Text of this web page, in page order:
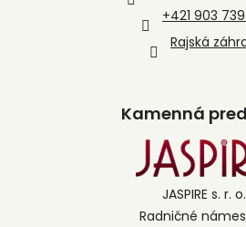
+421 903
Rajská
Kamenná
JASPIRE s. r. o.
Radničné